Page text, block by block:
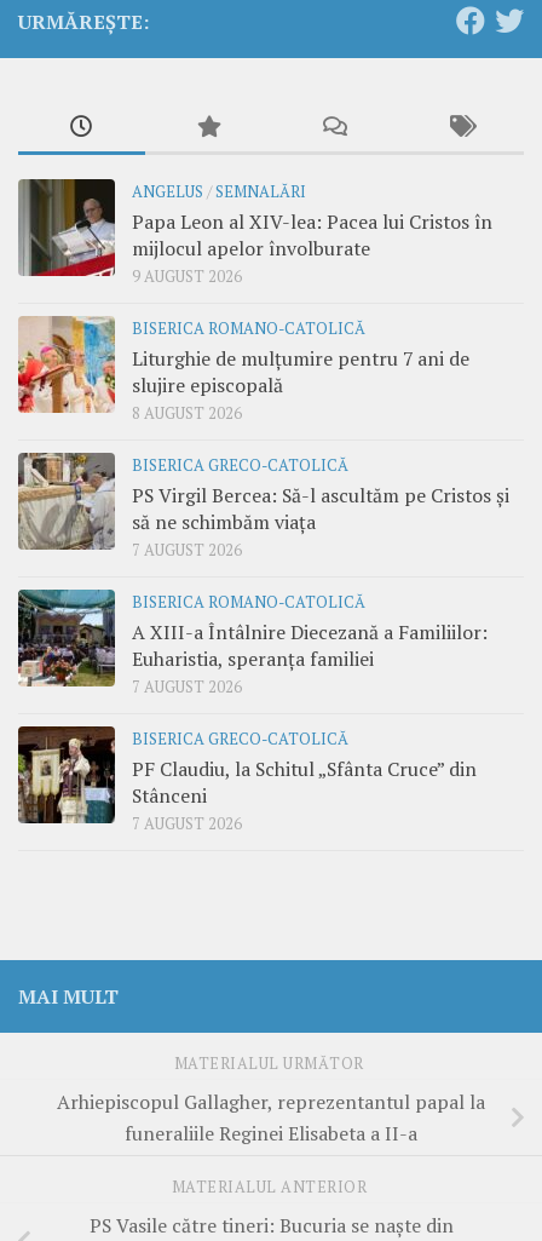
URMĂREȘTE:
ANGELUS /SEMNALĂRI
Papa Leon al XIV-lea: Pacea lui Cristos în
mijlocul apelor învolburate
9 AUGUST 2026
BISERICA ROMANO-CATOLICĂ
Liturghie de mulțumire pentru 7 ani de
slujire episcopală
8 AUGUST 2026
BISERICA GRECO-CATOLICĂ
PS Virgil Bercea: Să-l ascultăm pe Cristos și
să ne schimbăm viața
7 AUGUST 2026
BISERICA ROMANO-CATOLICĂ
A XIII-a Întâlnire Diecezană a Familiilor:
Euharistia, speranța familiei
7 AUGUST 2026
BISERICA GRECO-CATOLICĂ
PF Claudiu, la Schitul „Sfânta Cruce” din
Stânceni
7 AUGUST 2026
MAI MULT
MATERIALUL URMĂTOR
Arhiepiscopul Gallagher, reprezentantul papal la
funeraliile Reginei Elisabeta a II-a
MATERIALUL ANTERIOR
PS Vasile către tineri: Bucuria se naște din